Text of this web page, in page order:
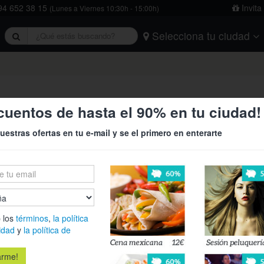
652 38 15 (Lunes a Viernes 10:30h - 15:00h)
Selecciona tu ciudad
Tarragona Valencia Vitoria
a Vitoria con Corteo ¡Un
›
25€
¡Vive la
espectáculo
espectáculo
Vitoria los
de hasta el 90% en tu ciudad!
ofertas en tu e-mail y se el primero en enterarte
lostérminos, la política
y la política de